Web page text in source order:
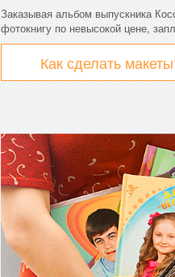
Заказывая альбом выпускника
фотокнигу по невысокой цене,
Как сделать